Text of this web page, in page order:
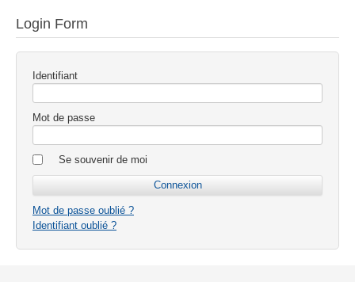
Login Form
Identifiant
Mot de passe
Se souvenir de moi
Mot de passe oublié ?
Identifiant oublié ?